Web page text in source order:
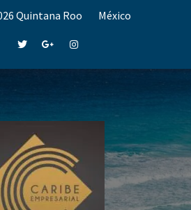
Quintana Roo México
TwitterGoogle+Instagram